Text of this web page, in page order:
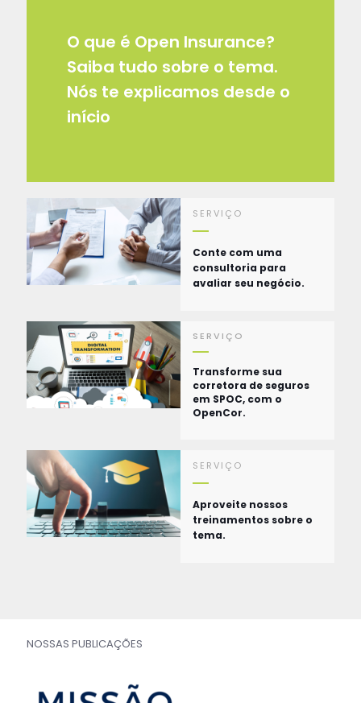
O que é Open Insurance?
Saiba tudo sobre o tema.
Nós te explicamos desde o
início
SERVIÇO
Conte com uma
consultoria para
avaliar seu negócio.
SERVIÇO
Transforme sua
corretora de seguros
em SPOC, com o
OpenCor.
SERVIÇO
Aproveite nossos
treinamentos sobre o
tema.
NOSSAS PUBLICAÇÕES